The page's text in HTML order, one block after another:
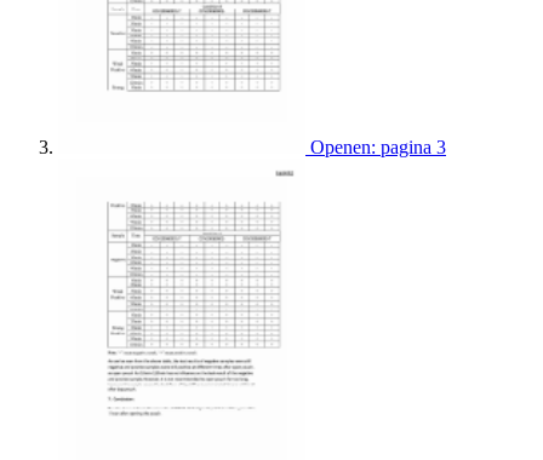
Openen: pagina 3